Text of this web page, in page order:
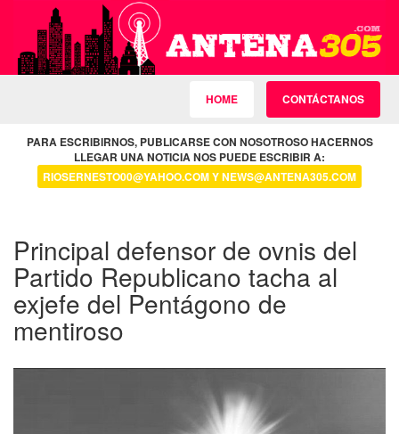
HOME CONTÁCTANOS
PARA ESCRIBIRNOS, PUBLICARSE CON NOSOTROSO HACERNOS
LLEGAR UNA NOTICIA NOS PUEDE ESCRIBIR A:
RIOSERNESTO00@YAHOO.COM Y NEWS@ANTENA305.COM
Principal defensor de ovnis del
Partido Republicano tacha al
exjefe del Pentágono de
mentiroso